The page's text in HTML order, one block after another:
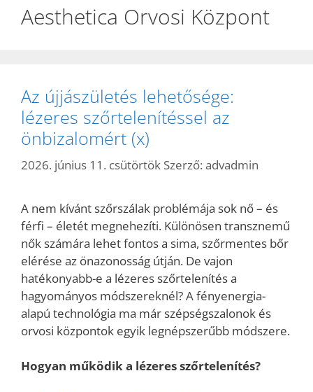
Aesthetica Orvosi Központ
Az újjászületés lehetősége:
lézeres szőrtelenítéssel az
önbizalomért (x)
2026. június 11. csütörtök Szerző: advadmin
A nem kívánt szőrszálak problémája sok nő – és
férfi – életét megnehezíti. Különösen transznemű
nők számára lehet fontos a sima, szőrmentes bőr
elérése az önazonosság útján. De vajon
hatékonyabb-e a lézeres szőrtelenítés a
hagyományos módszereknél? A fényenergia-
alapú technológia ma már szépségszalonok és
orvosi központok egyik legnépszerűbb módszere.
Hogyan működik a lézeres szőrtelenítés?